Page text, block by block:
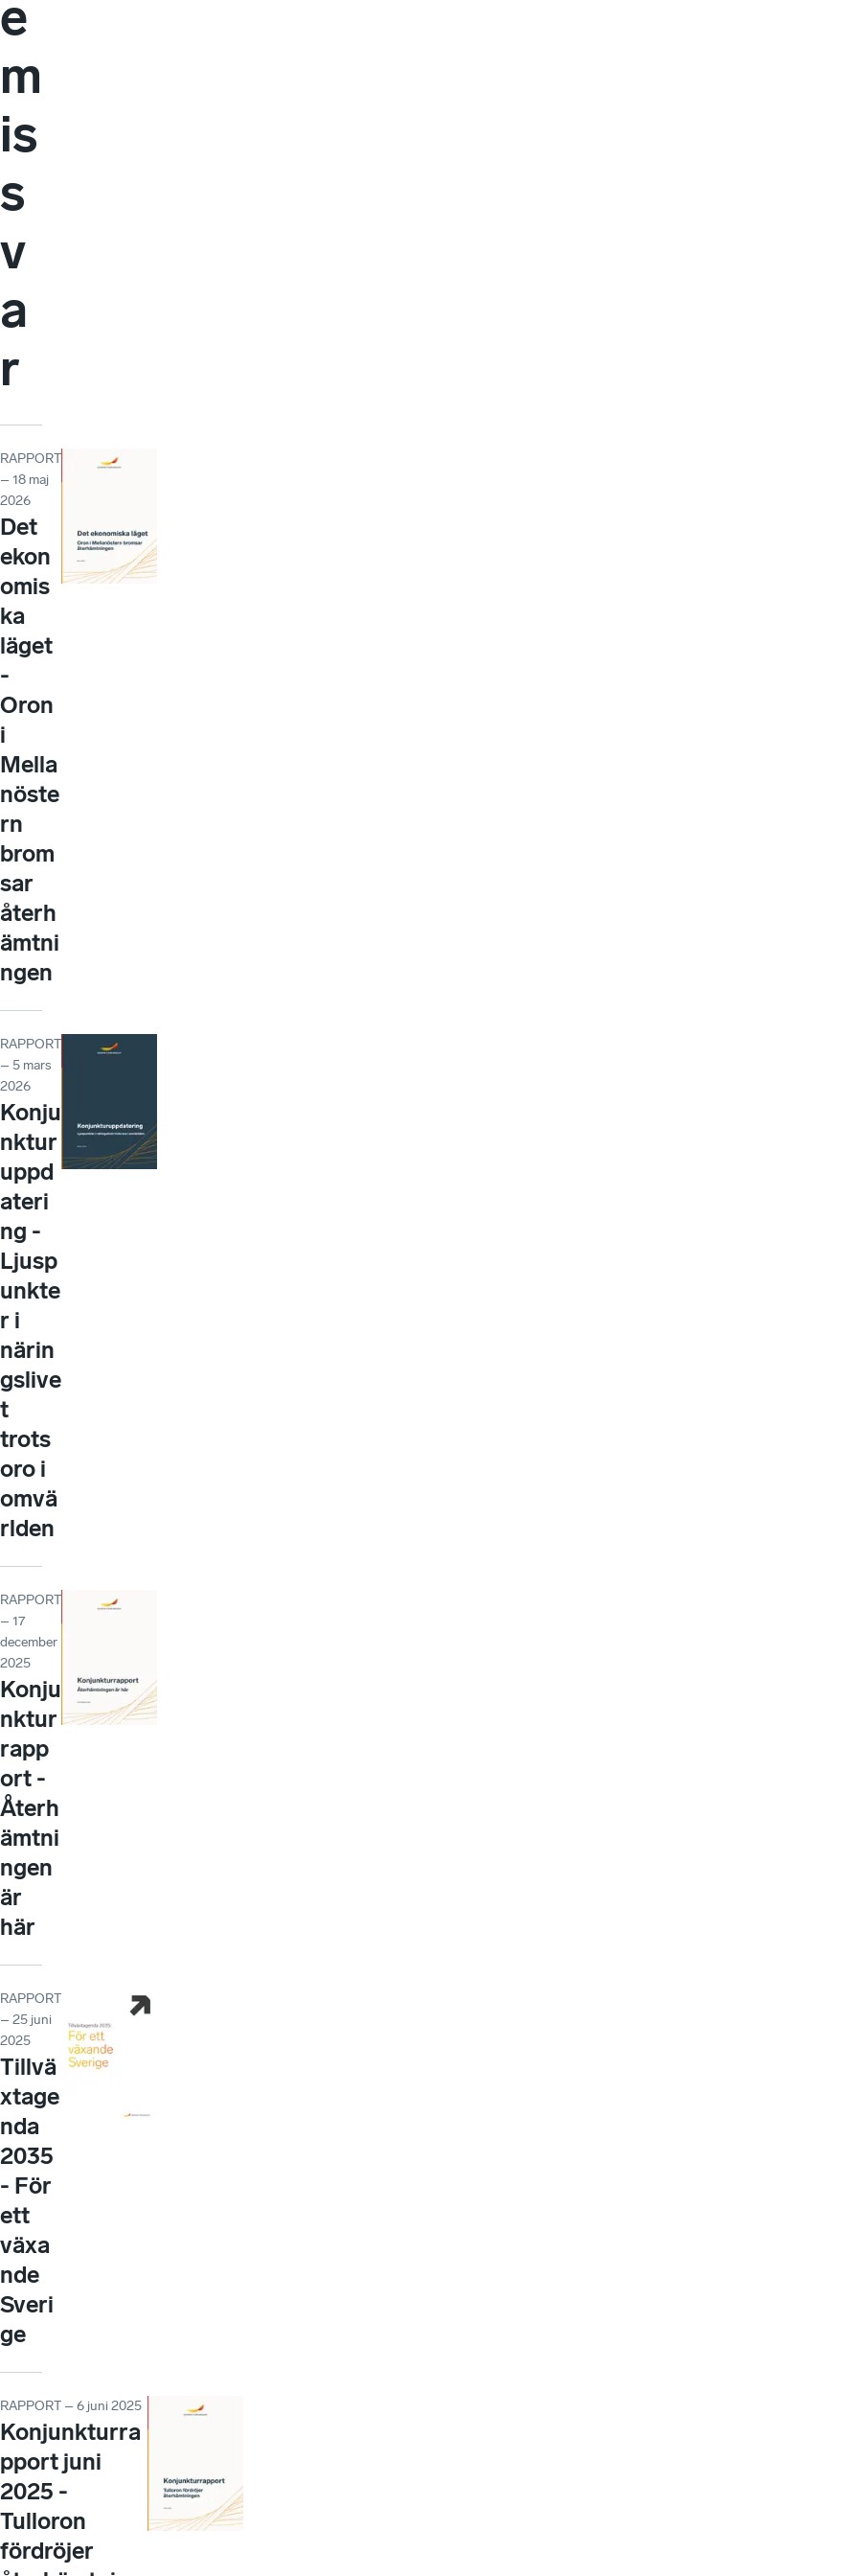
e
m
is
s
v
a
r
RAPPORT
– 18 maj
2026
Det
ekon
omis
ka
läget
-
Oron
i
Mella
nöste
rn
brom
sar
återh
ämtni
ngen
RAPPORT
– 5 mars
2026
Konju
nktur
uppd
ateri
ng -
Ljusp
unkte
r i
närin
gslive
t
trots
oro i
omvä
rlden
RAPPORT
– 17
december
2025
Konju
nktur
rapp
ort -
Återh
ämtni
ngen
är
här
RAPPORT
– 25 juni
2025
Tillvä
xtage
nda
2035
- För
ett
växa
nde
Sveri
ge
RAPPORT – 6 juni 2025
Konjunkturra
pport juni
2025 -
Tulloron
fördröjer